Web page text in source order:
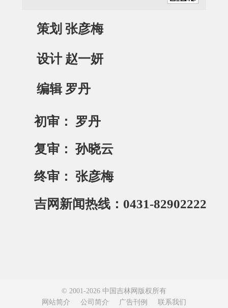
策划 张彦梅
设计 赵一妍
编辑 罗丹
初审： 罗丹
复审： 孙晓云
终审： 张彦梅
吉网新闻热线：0431-82902222